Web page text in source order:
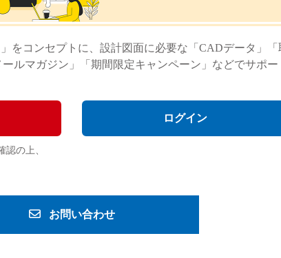
をコンセプトに、設計図面に必要な「CADデータ」
ルマガジン」「期間限定キャンペーン」などでサポー
認の上、
ログイン
お問い合わせ